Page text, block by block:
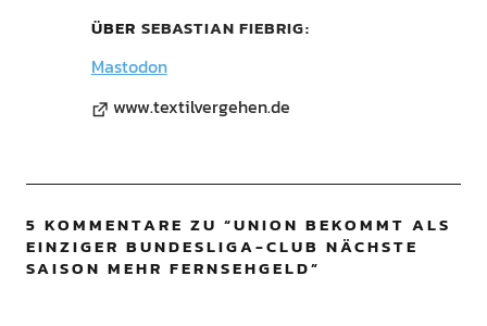
ÜBER SEBASTIAN FIEBRIG
Mastodon
www.textilvergehen.de
5 KOMMENTARE ZU “UNION BEKOMMT ALS
EINZIGER BUNDESLIGA-CLUB NÄCHSTE
SAISON MEHR FERNSEHGELD”